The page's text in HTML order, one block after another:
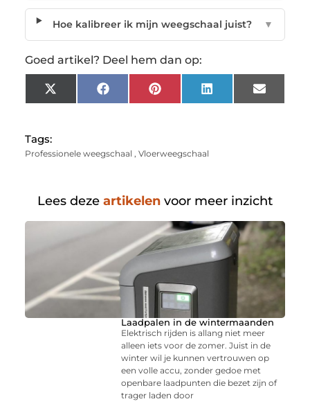
Hoe kalibreer ik mijn weegschaal juist? ▼
Goed artikel? Deel hem dan op:
X
(Twitter)
FacebookPinterest LinkedIn Email
Tags:
Professionele weegschaal , Vloerweegschaal
Lees deze artikelen voor meer inzicht
Laadpalen in de wintermaanden
Elektrisch rijden is allang niet meer
alleen iets voor de zomer. Juist in de
winter wil je kunnen vertrouwen op
een volle accu, zonder gedoe met
openbare laadpunten die bezet zijn of
trager laden door